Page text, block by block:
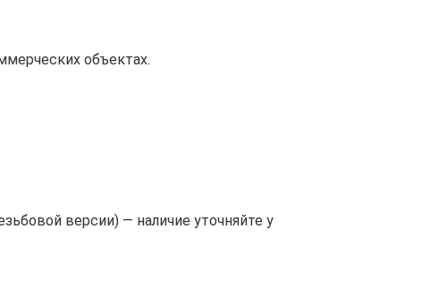
объектах.
версии) — наличие уточняйте у